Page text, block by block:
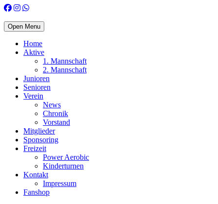
Open Menu
Home
Aktive
1. Mannschaft
2. Mannschaft
Junioren
Senioren
Verein
News
Chronik
Vorstand
Mitglieder
Sponsoring
Freizeit
Power Aerobic
Kinderturnen
Kontakt
Impressum
Fanshop